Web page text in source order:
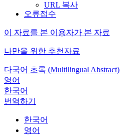
URL 복사
오류접수
이 자료를 본 이용자가 본 자료
나만을 위한 추천자료
다국어 초록 (Multilingual Abstract)
영어
한국어
번역하기
한국어
영어